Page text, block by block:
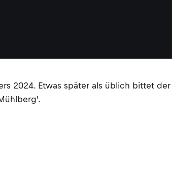
2024. Etwas später als üblich bittet der